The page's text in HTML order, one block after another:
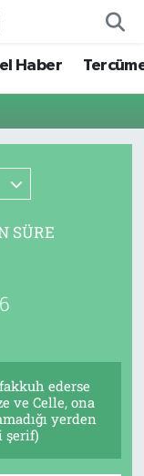
Haber
SÜRE
ederse
ve Celle, ona
yerden
şerif)